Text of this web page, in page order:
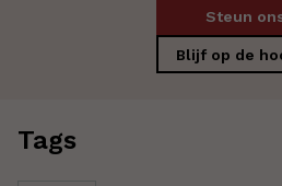
Steun
Blijf op de
Tags